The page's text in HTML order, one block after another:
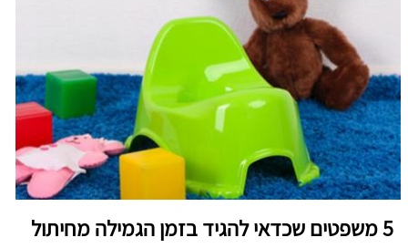
5 משפטים שכדאי להגיד בזמן הגמילה מחיתול